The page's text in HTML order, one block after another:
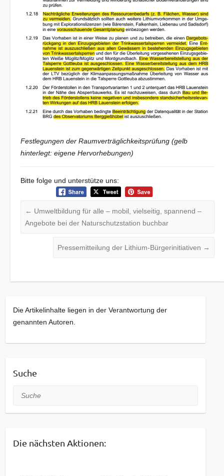
Festlegungen der Raumverträglichkeitsprüfung (gelb
hinterlegt: eigene Hervorhebungen)
Bitte folge und unterstütze uns:
← Umweltbildung für alle – mobil, vielseitig, spannend –
Angebote bei der Naturschutzstation buchbar
Pressemitteilung der Lithium-Bürgerinitiativen →
Die Artikelinhalte liegen in der Verantwortung der
genannten Autoren.
Suche
Suche
Die nächsten Aktionen: